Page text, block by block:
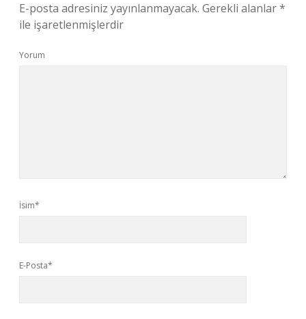
E-posta adresiniz yayınlanmayacak. Gerekli alanlar*
ile işaretlenmişlerdir
Yorum
İsim*
E-Posta*